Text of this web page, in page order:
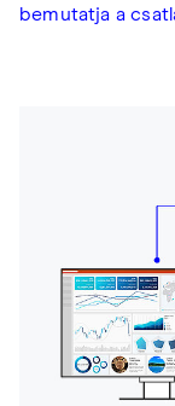
bemutatja a